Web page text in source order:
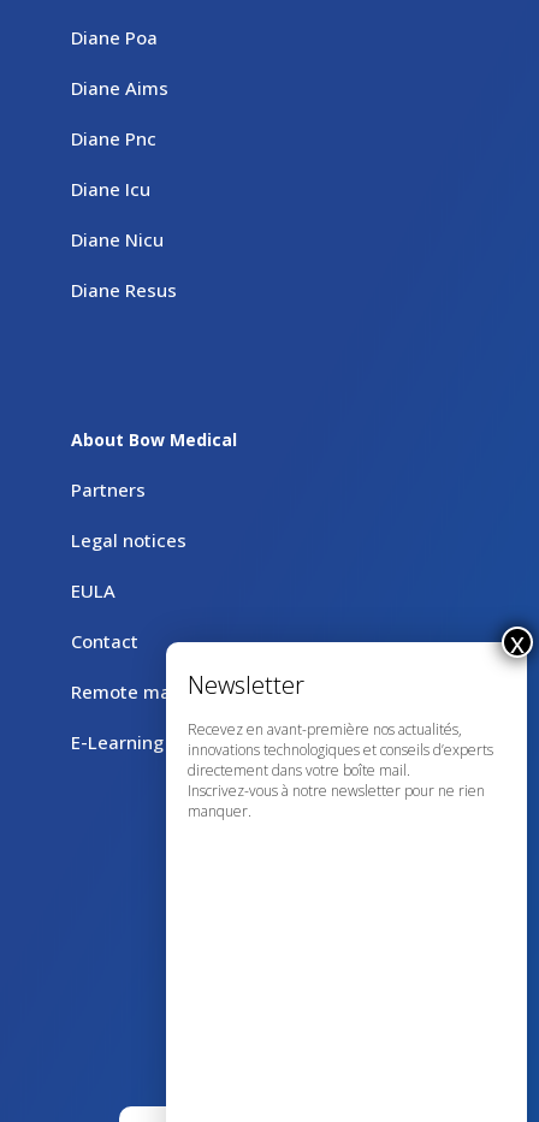
Diane Poa
Diane Aims
Diane Pnc
Diane Icu
Diane Nicu
Diane Resus
About Bow Medical
Partners
Legal notices
EULA
Contact
Remote maintenance with TeamViewer
E-Learning
Recevez en avant-première nos actualités,
innovations technologiques et conseils d’experts
directement dans votre boîte mail.
Inscrivez-vous à notre newsletter pour ne rien
manquer.